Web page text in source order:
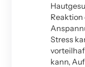
Reaktion
Stress
kann,